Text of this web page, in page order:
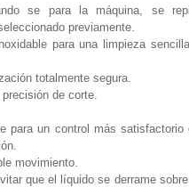
se para la máquina, se
previamente.
para una limpieza
totalmente segura.
de corte.
para un control más satisfactorio
movimiento.
que el líquido se derrame